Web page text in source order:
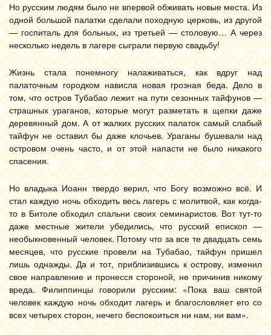
Но русским людям было не впервой обживать новые места. Из
одной большой палатки сделали походную церковь, из другой
— госпиталь для больных, из третьей — столовую… А через
несколько недель в лагере сыграли первую свадьбу!
Жизнь стала понемногу налаживаться, как вдруг над
палаточным городком нависла новая грозная беда. Дело в
том, что остров Тубабао лежит на пути сезонных тайфунов —
страшных ураганов, которые могут разметать в щепки даже
деревянный дом. А от жалких русских палаток самый слабый
тайфун не оставил бы даже клочьев. Ураганы бушевали над
островом очень часто, и от этой напасти не было никакого
спасения.
Но владыка Иоанн твердо верил, что Богу возможно всё. И
стал каждую ночь обходить весь лагерь с молитвой, как когда-
то в Битоле обходил спальни своих семинаристов. Вот тут-то
даже местные жители убедились, что русский епископ —
необыкновенный человек. Потому что за все те двадцать семь
месяцев, что русские провели на Тубабао, тайфун пришел
лишь однажды. Да и тот, приблизившись к острову, изменил
свое направление и пронесся стороной, не причинив никому
вреда. Филиппинцы говорили русским: «Пока ваш святой
человек каждую ночь обходит лагерь и благословляет его со
всех четырех сторон, нечего беспокоиться ни нам, ни вам».